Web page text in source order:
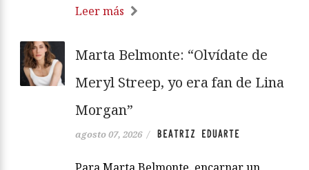
Leer más
Marta Belmonte: “Olvídate de
Meryl Streep, yo era fan de Lina
Morgan”
agosto 07, 2026 / BEATRIZ EDUARTE